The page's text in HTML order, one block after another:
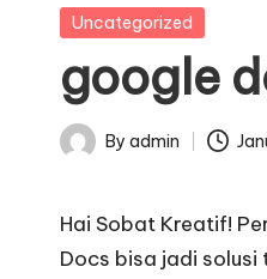
Posted
Uncategorized
google
Posted
By admin
Hai Sobat Kreatif!
Docs bisa jadi